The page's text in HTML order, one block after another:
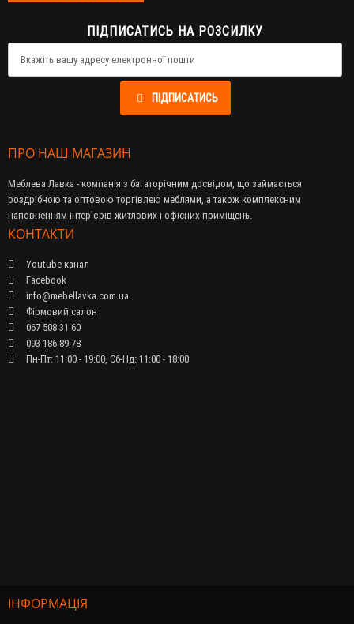
ПІДПИСАТИСЬ НА РОЗСИЛКУ
ПІДПИСАТИСЬ
ПРО НАШ МАГАЗИН
Меблева Лавка - компанія з багаторічним досвідом, що займається
роздрібною та оптовою торгівлею меблями, а також комплексним
наповненням інтер'єрів житлових і офісних приміщень.
КОНТАКТИ
Youtube канал
Facebook
info@mebellavka.com.ua
Фірмовий салон
067 508 31 60
093 186 89 78
Пн-Пт: 11:00 - 19:00, Сб-Нд: 11:00 - 18:00
ІНФОРМАЦІЯ